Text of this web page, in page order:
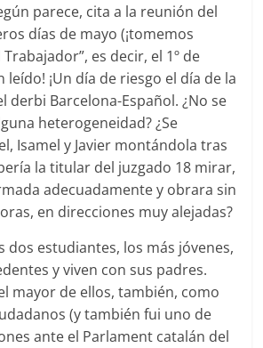
parece, cita a la reunión del
días de mayo (¡tomemos
es decir, el 1º de
leído! ¡Un día de riesgo el día de la
derbi Barcelona-Español. ¿No se
heterogeneidad? ¿Se
Isamel y Javier montándola tras
la titular del juzgado 18 mirar,
adecuadamente y obrara sin
en direcciones muy alejadas?
dos estudiantes, los más jóvenes,
y viven con sus padres.
mayor de ellos, también, como
(y también fui uno de
ante el Parlament catalán del